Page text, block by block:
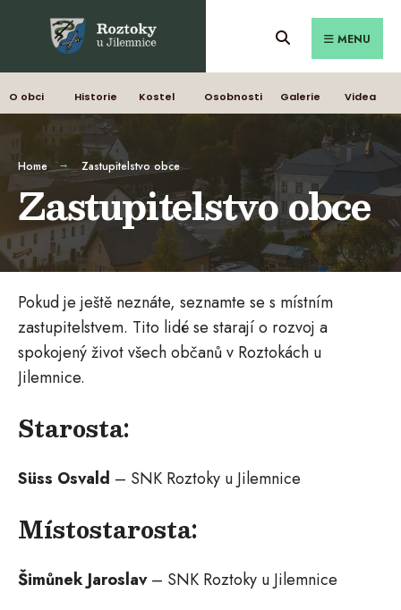
MENU
O obci Historie Kostel Osobnosti Galerie Videa
Home Zastupitelstvo obce
Zastupitelstvo obce
Pokud je ještě neznáte, seznamte se s místním
zastupitelstvem. Tito lidé se starají o rozvoj a
spokojený život všech občanů v Roztokách u
Jilemnice.
Starosta:
Süss Osvald – SNK Roztoky u Jilemnice
Místostarosta:
Šimůnek Jaroslav– SNK Roztoky u Jilemnice